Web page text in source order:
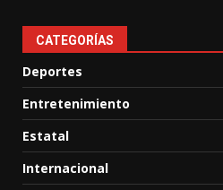
CATEGORÍAS
Deportes
Entretenimiento
Estatal
Internacional